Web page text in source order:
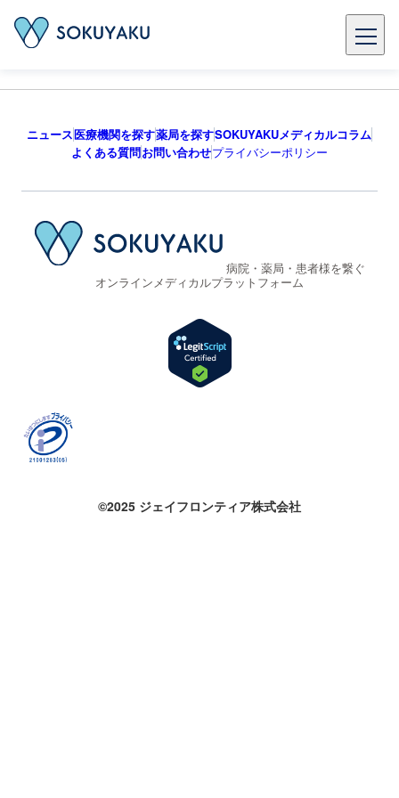
ニュース医療機関を探す薬局を探すSOKUYAKUメディカルコラム
よくある質問お問い合わせプライバシーポリシー
病院・薬局・患者様を繋ぐ
オンラインメディカルプラットフォーム
©2025 ジェイフロンティア株式会社